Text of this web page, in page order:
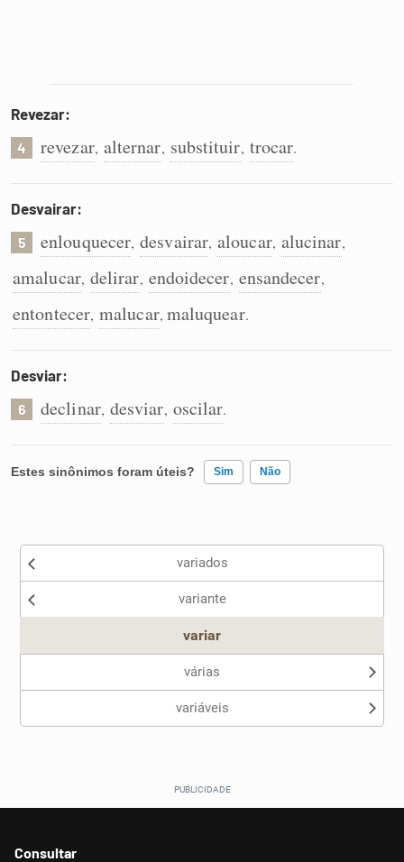
Revezar:
4 revezar, alternar, substituir, trocar.
Desvairar:
5 enlouquecer, desvairar, aloucar, alucinar,
amalucar, delirar, endoidecer, ensandecer,
entontecer, malucar, maluquear.
Desviar:
6 declinar, desviar, oscilar.
Estes sinônimos foram úteis? Sim Não
Nenhum dos sinônimos apresentados me ajudou
variados
variante
variar
várias
variáveis
Consultar